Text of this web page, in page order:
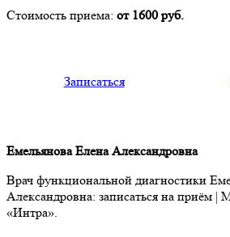
Стоимость приема: от 1600 руб.
Записаться
Емельянова Елена Александровна
Врач функциональной диагностики
Александровна: записаться на приём |
«Интра».